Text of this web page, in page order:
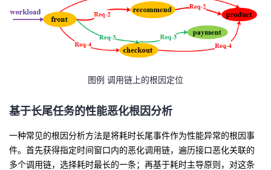
客
论
的
我
动
关
注
我
的
开
我
的
我
图例 调用链上的根因定位
基于长尾任务的性能恶化根因分析
一种常见的根因分析方法是将耗时长尾事件作为性能异常的根因事
件。首先获得指定时间窗口内的恶化调用链， 遍历接口恶化关联的
多个调用链， 选择耗时最长的一条； 再基于耗时主导原则， 对这条